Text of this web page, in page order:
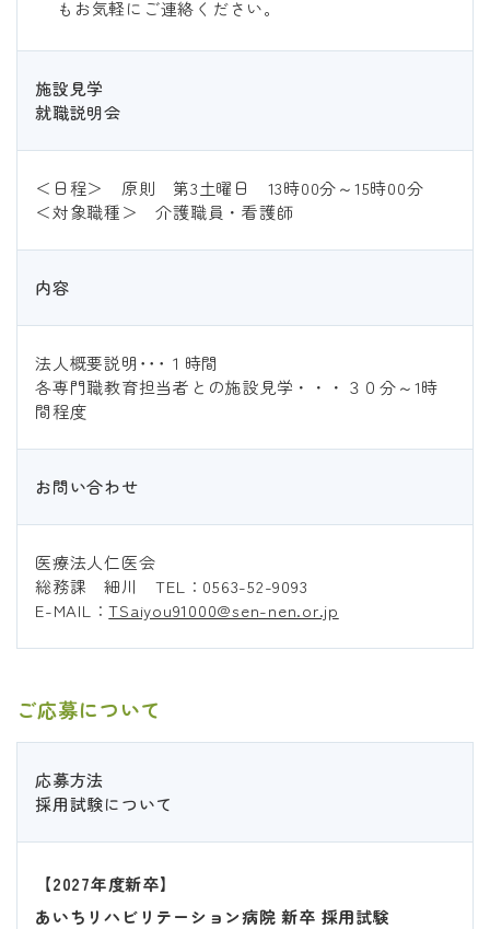
もお気軽にご連絡ください。
施設見学
就職説明会
＜日程＞ 原則 第3土曜日 13時00分～15時00分
＜対象職種＞ 介護職員・看護師
内容
法人概要説明･･･１時間
各専門職教育担当者との施設見学・・・３０分～1時
間程度
お問い合わせ
医療法人仁医会
総務課 細川 TEL： 0563-52-9093
E-MAIL：TSaiyou91000@sen-nen.or.jp
ご応募について
応募方法
採用試験について
【2027年度新卒】
あいちリハビリテーション病院 新卒 採用試験